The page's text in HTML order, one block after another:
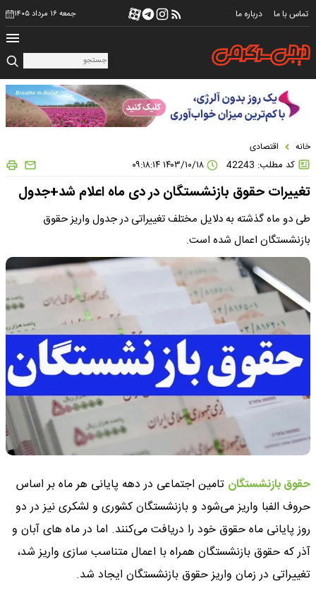
تماس با ما درباره ما جمعه ۱۶ مرداد ۱۴۰۵
خانه اقتصادی
کد مطلب: 42243
تغییرات حقوق بازنشستگان در دی ماه اعلام شد+جدول
طی دو ماه گذشته به دلایل مختلف تغییراتی در جدول واریز حقوق
بازنشستگان اعمال شده است.
حقوق بازنشستگان تامین اجتماعی در دهه پایانی هر ماه بر اساس
حروف الفبا واریز می‌شود و بازنشستگان کشوری و لشکری نیز در دو
روز پایانی ماه حقوق خود را دریافت می‌کنند. اما در ماه‌ های آبان و
آذر که حقوق بازنشستگان همراه با اعمال متناسب‌ سازی واریز شد،
تغییراتی در زمان واریز حقوق بازنشستگان ایجاد شد.